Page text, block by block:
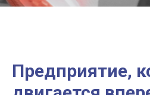
Предприятие,